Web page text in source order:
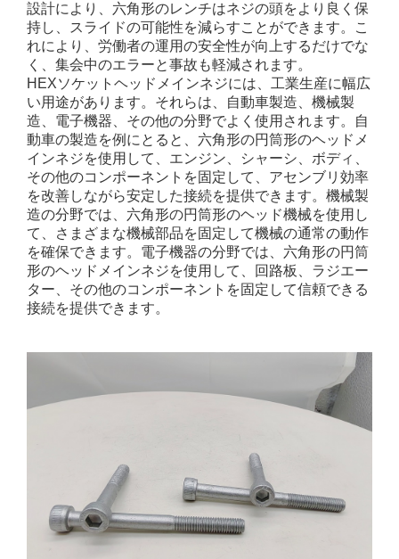
設計により、六角形のレンチはネジの頭をより良く保
持し、スライドの可能性を減らすことができます。こ
れにより、労働者の運用の安全性が向上するだけでな
く、集会中のエラーと事故も軽減されます。
HEXソケットヘッドメインネジには、工業生産に幅広
い用途があります。それらは、自動車製造、機械製
造、電子機器、その他の分野でよく使用されます。自
動車の製造を例にとると、六角形の円筒形のヘッドメ
インネジを使用して、エンジン、シャーシ、ボディ、
その他のコンポーネントを固定して、アセンブリ効率
を改善しながら安定した接続を提供できます。機械製
造の分野では、六角形の円筒形のヘッド機械を使用し
て、さまざまな機械部品を固定して機械の通常の動作
を確保できます。電子機器の分野では、六角形の円筒
形のヘッドメインネジを使用して、回路板、ラジエー
ター、その他のコンポーネントを固定して信頼できる
接続を提供できます。